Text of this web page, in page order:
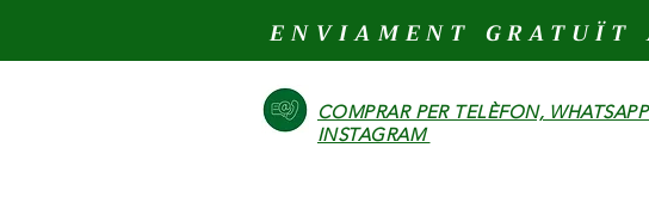
ENVIAMENT
COMPRAR PER TELÈFON,
INSTAGRAM